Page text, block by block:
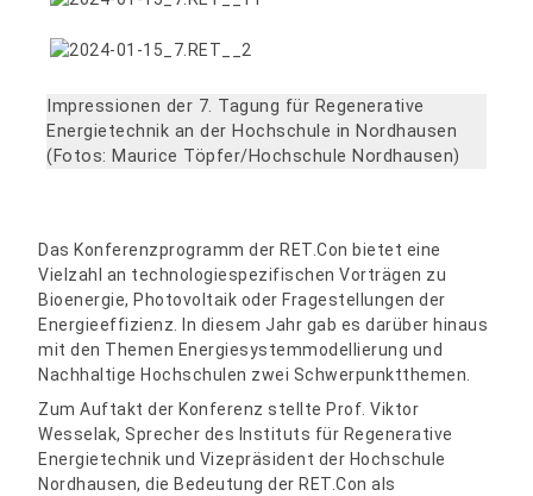
Impressionen der 7. Tagung für Regenerative
Energietechnik an der Hochschule in Nordhausen
(Fotos: Maurice Töpfer/Hochschule Nordhausen)
Das Konferenzprogramm der RET.Con bietet eine
Vielzahl an technologiespezifischen Vorträgen zu
Bioenergie, Photovoltaik oder Fragestellungen der
Energieeffizienz. In diesem Jahr gab es darüber hinaus
mit den Themen Energiesystemmodellierung und
Nachhaltige Hochschulen zwei Schwerpunktthemen.
Zum Auftakt der Konferenz stellte Prof. Viktor
Wesselak, Sprecher des Instituts für Regenerative
Energietechnik und Vizepräsident der Hochschule
Nordhausen, die Bedeutung der RET.Con als